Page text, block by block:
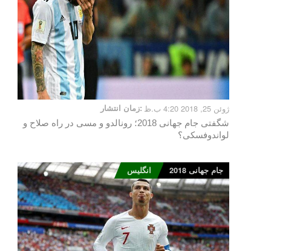
زمان انتشار: ژوئن 25, 2018 4:20 ب.ظ
شگفتی جام جهانی 2018؛ رونالدو و مسی در راه صلاح و
لواندوفسکی؟
جام جهانی 2018 انگلیس